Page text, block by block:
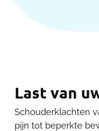
Contact
Last van
Schouderklachten
pijn tot beperkte